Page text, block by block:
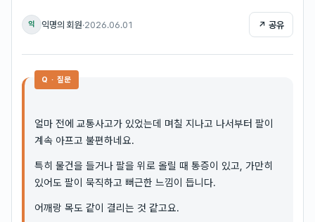
익 익명의 회원·2026.06.01 ↗ 공유
Q · 질문
얼마 전에 교통사고가 있었는데 며칠 지나고 나서부터 팔이
계속 아프고 불편하네요.
특히 물건을 들거나 팔을 위로 올릴 때 통증이 있고, 가만히
있어도 팔이 묵직하고 뻐근한 느낌이 듭니다.
어깨랑 목도 같이 결리는 것 같고요.